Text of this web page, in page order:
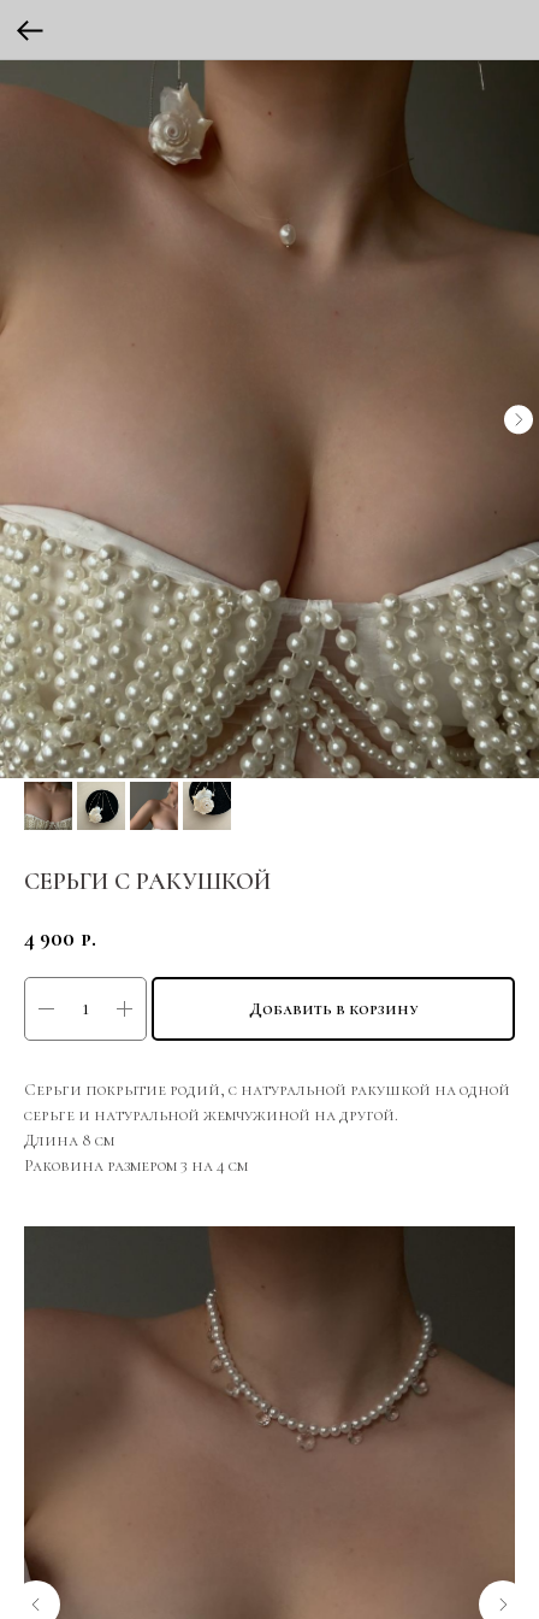
СЕРЬГИ С РАКУШКОЙ
4 900 р.
Добавить в корзину
Серьги покрытие родий, с натуральной ракушкой на одной
серьге и натуральной жемчужиной на другой.
Длина 8 см
Раковина размером 3 на 4 см